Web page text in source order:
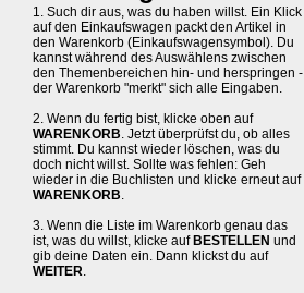
1. Such dir aus, was du haben willst. Ein Klick
auf den Einkaufswagen packt den Artikel in
den Warenkorb (Einkaufswagensymbol). Du
kannst während des Auswählens zwischen
den Themenbereichen hin- und herspringen -
der Warenkorb "merkt" sich alle Eingaben.
2. Wenn du fertig bist, klicke oben auf
WARENKORB. Jetzt überprüfst du, ob alles
stimmt. Du kannst wieder löschen, was du
doch nicht willst. Sollte was fehlen: Geh
wieder in die Buchlisten und klicke erneut auf
WARENKORB.
3. Wenn die Liste im Warenkorb genau das
ist, was du willst, klicke auf BESTELLEN und
gib deine Daten ein. Dann klickst du auf
WEITER.